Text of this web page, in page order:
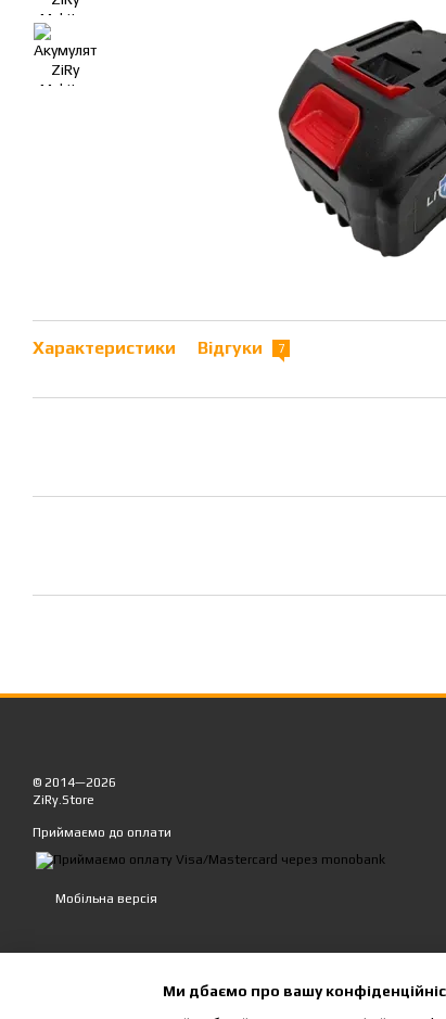
Характеристики Відгуки 7
© 2014—2026
ZiRy.Store
Приймаємо до оплати
Мобільна версія
Ми дбаємо про вашу